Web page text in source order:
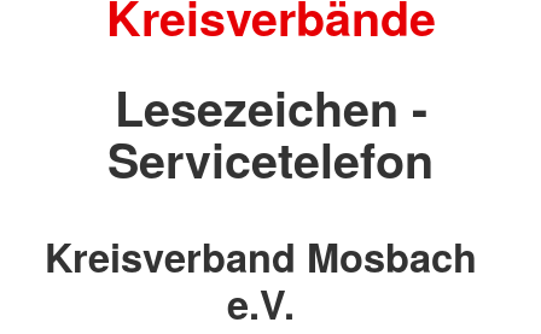
Kreisverbände
Lesezeichen -
Servicetelefon
Kreisverband Mosbach
e.V.